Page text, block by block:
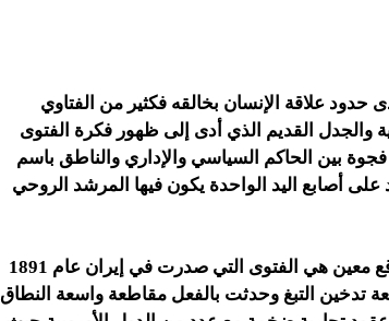
علاقة الإنسان بخالقه فكثير من الفتاوي
والجدل القديم الذي أدى إلى ظهور فكرة الفتوى
بين الحاكم السياسي والإداري والناطق باسم
أصابع اليد الواحدة يكون فيها المرشد الروحي
من الأمثلة المشهورة على دور فتوى في تغيير واقع معين هي الفتوى التي صدرت في إيران عام 1891
تدخين التبغ وحدثت بالفعل مقاطعة واسعة النطاق